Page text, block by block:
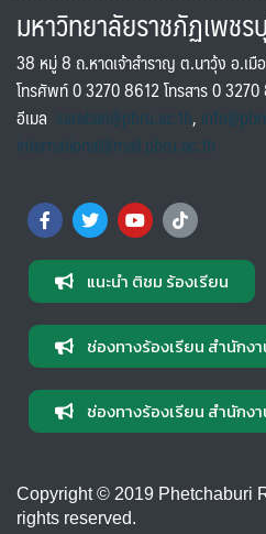
มหาวิทยาลัยราชภัฏเพชร
38 หมู่ 8 ถ.หาดเจ้าสำราญ ต.นาวุ้ง อ.เมื
โทรศัพท์ 0 3270 8612 โทรสาร 0
อีเมล saraban@pbru.ac.th,
international@mail.pbru.ac.th
แนะนำ ติชม ร้องเรียน
ช่องทางร้องเรียน สำนักง
ช่องทางร้องเรียน สำนักง
Copyright © 2019 Phetchaburi
rights reserved.